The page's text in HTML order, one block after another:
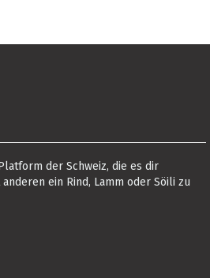
der Schweiz, die es dir
ein Rind, Lamm oder Söili zu